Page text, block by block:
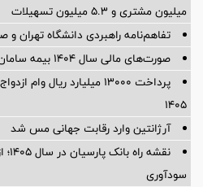
میلیون مشتری و ۵.۳ میلیون تسهیلات
تفاهم‌نامه راهبردی دانشگاه تهران
صورت‌های مالی سال ۱۴۰۴ بیمه سامان به تصویب سهامداران رسید
پرداخت ۱۳۰۰۰ میلیارد
۱۴۰۵
آرژانتین وارد رقابت جهانی مس شد
سودآوری